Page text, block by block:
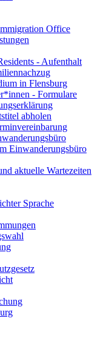
Office
- Aufenthalt
in Flensburg
- Formulare
abholen
Einwanderungsbüro
aktuelle Wartezeiten
Sprache